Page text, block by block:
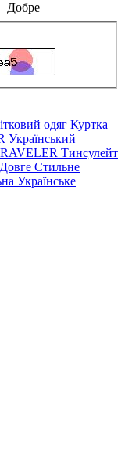
Добре
одяг Куртка
Український
Тинсулейт
Стильне
Українське